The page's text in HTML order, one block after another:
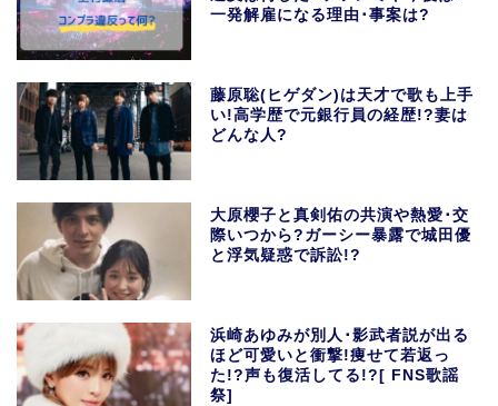
一発解雇になる理由･事案は?
藤原聡(ヒゲダン)は天才で歌も上手
い!高学歴で元銀行員の経歴!?妻は
どんな人?
大原櫻子と真剣佑の共演や熱愛･交
際いつから?ガーシー暴露で城田優
と浮気疑惑で訴訟!?
浜崎あゆみが別人･影武者説が出る
ほど可愛いと衝撃!痩せて若返っ
た!?声も復活してる!?[ FNS歌謡
祭]